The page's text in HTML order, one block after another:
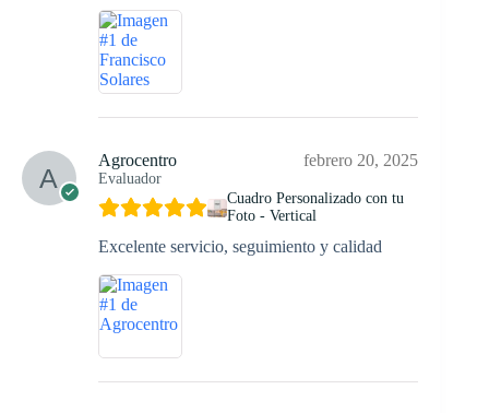
Agrocentro
Evaluador
febrero 20, 2025
Cuadro Personalizado con tu
Foto - Vertical
Excelente servicio, seguimiento y calidad